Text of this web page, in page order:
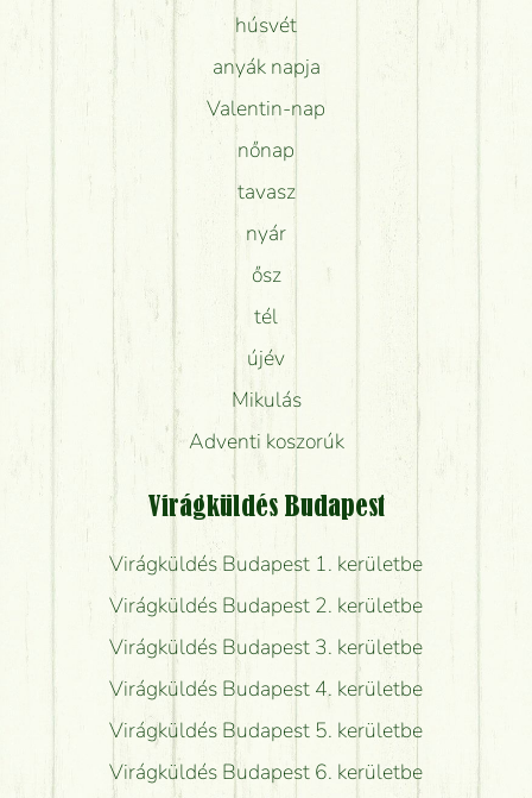
húsvét
anyák napja
Valentin-nap
nőnap
tavasz
nyár
ősz
tél
újév
Mikulás
Adventi koszorúk
Virágküldés Budapest
Virágküldés Budapest 1. kerületbe
Virágküldés Budapest 2. kerületbe
Virágküldés Budapest 3. kerületbe
Virágküldés Budapest 4. kerületbe
Virágküldés Budapest 5. kerületbe
Virágküldés Budapest 6. kerületbe